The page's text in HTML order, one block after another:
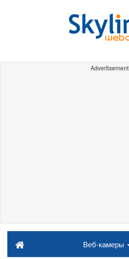
Advertisement
Веб-камеры